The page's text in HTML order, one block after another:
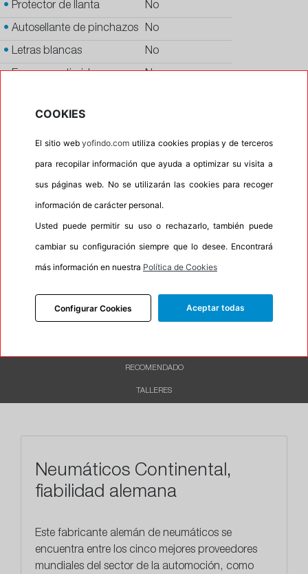
• Protector de llanta No
• Autosellante de pinchazos No
• Letras blancas No
•Espuma antiruido No
Banda blanca
No
Calidad PREMIUM
P.O.R. No
Oportunidad No
Etiqueta energética Información Eprel
DESCRIPCIÓN
RECOMENDADO
TALLERES
Neumáticos Continental,
fiabilidad alemana
Este fabricante alemán de neumáticos se
encuentra entre los cinco mejores proveedores
mundiales del sector de la automoción, como
COOKIES
El sitio webyofindo.com utiliza cookies propias y de terceros
para recopilar información que ayuda a optimizar su visita a
sus páginas web. No se utilizarán las cookies para recoger
información de carácter personal.
Usted puede permitir su uso o rechazarlo, también puede
cambiar su configuración siempre que lo desee. Encontrará
más información en nuestra Política de Cookies
Configurar Cookies Aceptar todas